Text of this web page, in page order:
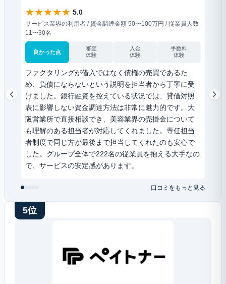
★★★★★ 5.0
サービス業界の利用者 / 資金調達金額 50〜100万円 / 従業員人数
11〜30名
良かった点
審査
体験
入金
体験
手数料
体験
ファクタリングが借入ではなく債権の売買であるた
め、負債にならないという説明を担当者から丁寧に受
けました。銀行融資を控えている状況では、貸借対照
表に影響しない資金調達方法は非常に魅力的です。大
阪営業所で直接相談でき、美容業界の売掛金について
も理解のある担当者が対応してくれました。専任担当
者制度で同じ方が最後まで担当してくれたのも安心で
した。グループ全体で222名の従業員を抱える大手なの
で、サービスの安定感があります。
査
口コミをもっと見る
5位